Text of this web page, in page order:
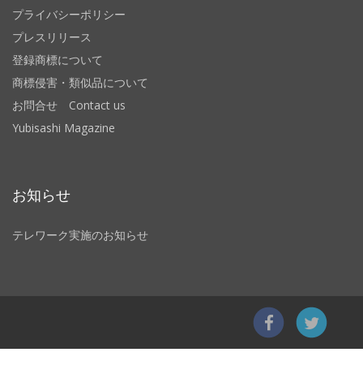
プライバシーポリシー
プレスリリース
登録商標について
商標侵害・類似品について
お問合せ Contact us
Yubisashi Magazine
お知らせ
テレワーク実施のお知らせ